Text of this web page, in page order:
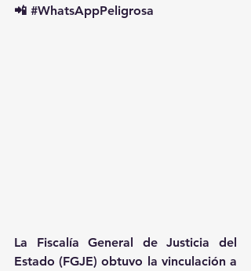
📲 #WhatsAppPeligrosa
La Fiscalía General de Justicia del
Estado (FGJE) obtuvo la vinculación a